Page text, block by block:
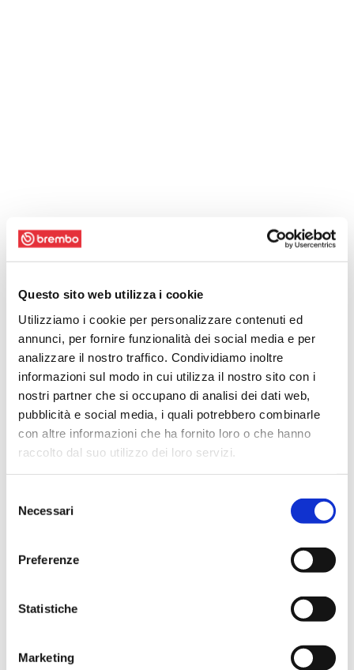
Questo sito web utilizza i cookie
Utilizziamo i cookie per personalizzare contenuti ed
annunci, per fornire funzionalità dei social media e per
analizzare il nostro traffico. Condividiamo inoltre
informazioni sul modo in cui utilizza il nostro sito con i
nostri partner che si occupano di analisi dei dati web,
pubblicità e social media, i quali potrebbero combinarle
con altre informazioni che ha fornito loro o che hanno
raccolto dal suo utilizzo dei loro servizi.
delNecessari
Preferenze
Statistiche
Marketing